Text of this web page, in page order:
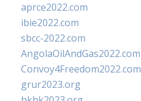
aprce2022.com
ibie2022.com
sbcc-2022.com
AngolaOilAndGas2022.com
Convoy4Freedom2022.com
grur2023.org